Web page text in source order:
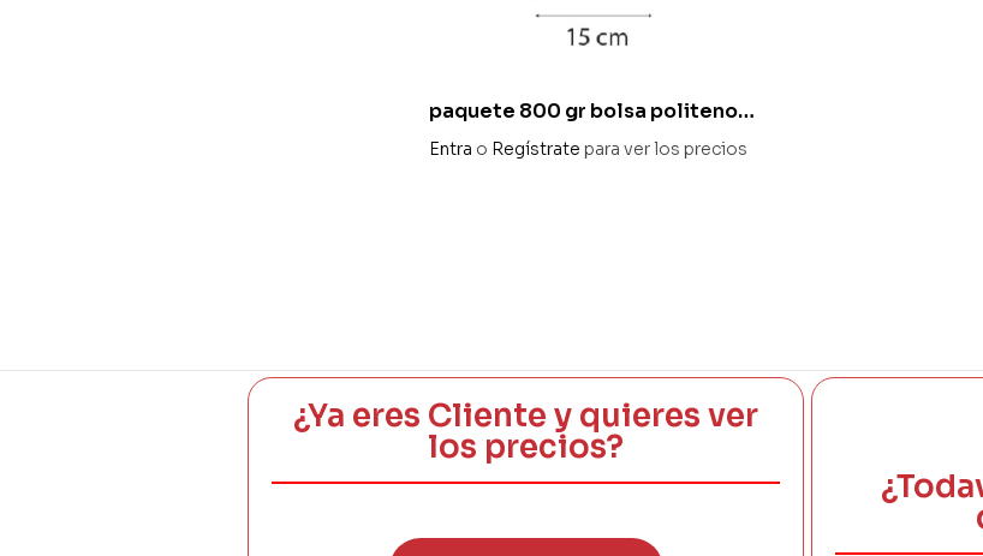
paquete 800 gr bolsa politeno
transparente 15×30 cm
Entra o Regístrate para ver los precios
¿Ya eres Cliente y quieres ver
los precios?